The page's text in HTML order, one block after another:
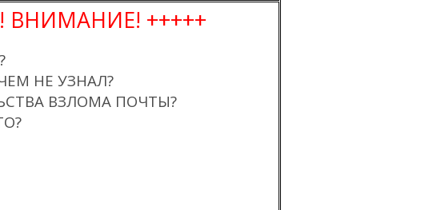
+++++
НЕ УЗНАЛ?
ВЗЛОМА ПОЧТЫ?